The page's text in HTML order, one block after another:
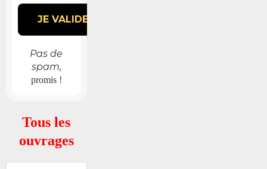
Pas de
spam,
promis !
Tous les
ouvrages